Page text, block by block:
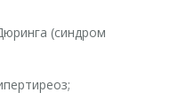
(синдром